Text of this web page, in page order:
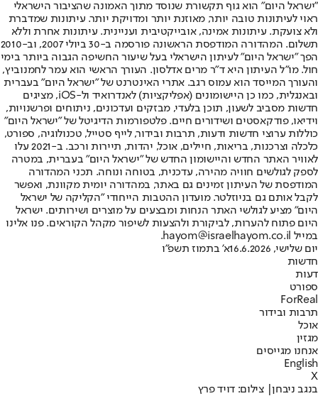
"ישראל היום" הוא גוף תקשורת שנוסד מתוך האמונה שהציבור הישראלי
ראוי לעיתונות טובה יותר, מאוזנת יותר ומדויקת יותר. עיתונות שמדברת
ולא צועקת. עיתונות אמינה, אובייקטיבית ועניינית. עיתונות אחרת וללא
תשלום. המהדורה המודפסת הראשונה פורסמה ב-30 ביולי 2007, וב-2010
הפך "ישראל היום" לעיתון הישראלי בעל שיעור החשיפה הגבוה ביותר בימי
חול. מו"ל העיתון היא ד"ר מרים אדלסון. העורך הראשי הוא עמר לחמנוביץ,
והעורך המייסד הוא עמוס רגב. אתרי האינטרנט של "ישראל היום" בעברית
ובאנגלית, כמו כן היישומונים (אפליקציות) לאנדרואיד ול-iOS, מציגים
חדשות מסביב לשעון, תוכן בלעדי, מבזקים ועדכונים, ניתוחים ופרשנויות,
וידיאו, פודקאסטים ושידורים חיים. פלטפורמות הדיגיטל של "ישראל היום"
כוללות ערוצי חדשות ודעות, תרבות ובידור, לייף סטייל, טכנולוגיה, ספורט,
כלכלה וצרכנות, בריאות, חיילים, אוכל, יהדות, תיירות ורכב. ב-2021 עלו
לאוויר האתר החדש והיישומון החדש של "ישראל היום" בעברית, במטרה
לספק לגולשים חוויה מהירה, עדכנית, בטוחה ונוחה. תכני המהדורה
המודפסת של העיתון זמינים גם באתר, במהדורה יומית מקוונת, ואפשר
לקבל אותם גם בניוזלטר. מועדון ההטבות הייחודי "הקליקה של ישראל
היום" מציע לגולשי האתר הנחות ומבצעים על מוצרים ושירותים. ישראל
היום פתוח להערות, לביקורת ולהצעות לשיפור מקהל הקוראים. פנו אלינו
במייל hayom@israelhayom.co.il.
יום שלישי, 16.6.2026
א' בתמוז תשפ"ו
חדשות
דעות
ספורט
ForReal
תרבות ובידור
אוכל
מגזין
אנחנו מגייסים
English
X
בנגב ניבחן| צילום: דויד פרץ